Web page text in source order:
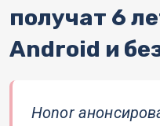
получат 6
Android и
Honor